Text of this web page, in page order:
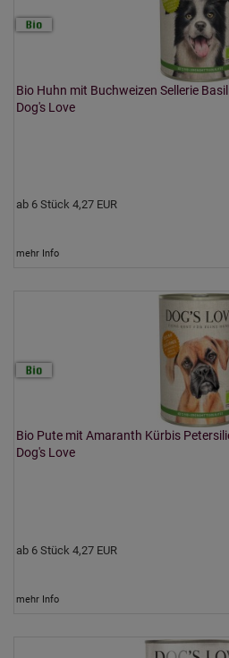
Bio Huhn mit Buchweizen Sellerie
Dog's Love
ab 6 Stück 4,27 EUR
mehr Info
Bio Pute mit Amaranth Kürbis
Dog's Love
ab 6 Stück 4,27 EUR
mehr Info